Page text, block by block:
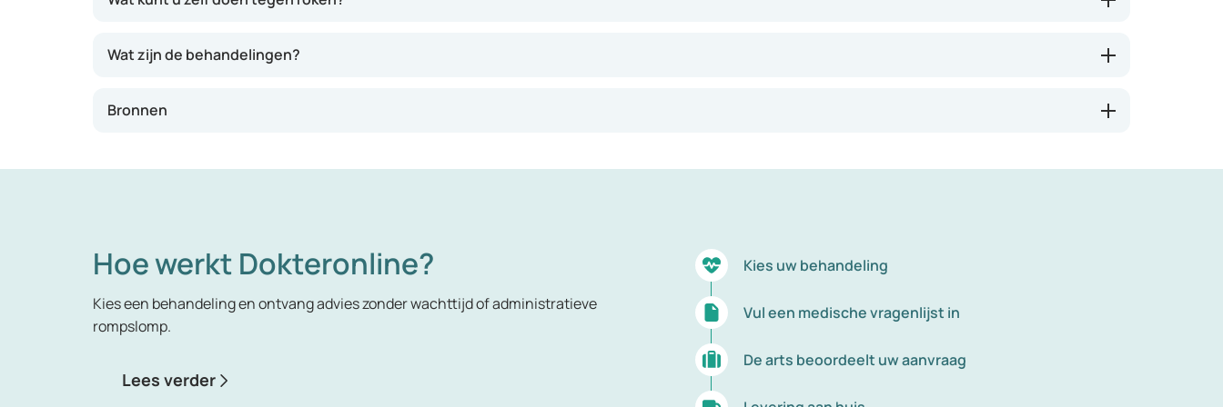
lichaam, waardoor zuurstof zich er niet aan kan binden. Koolmonoxide is eveneens schadelijk voor de omgeving, voor zogenaamde ‘meerokers’.
Wat zijn de behandelingen?
Bronnen
Hoe werkt Dokteronline?
Kies een behandeling en ontvang advies zonder wachttijd of administratieve
rompslomp.
Lees verder
Kies uw behandeling
Vul een medische vragenlijst in
De arts beoordeelt uw aanvraag